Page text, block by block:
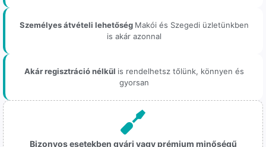
Személyes átvételi lehetőség Makói és Szegedi üzletünkben
is akár azonnal
Akár regisztráció nélkül is rendelhetsz tőlünk, könnyen és
gyorsan
Bizonyos esetekben gyári vagy prémium minőségű